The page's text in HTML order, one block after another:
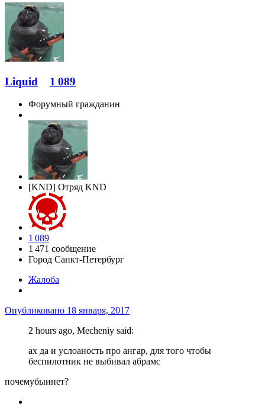
Liquid 1 089
Форумный гражданин
[KND] Отряд KND
1 089
1 471 сообщение
Город Санкт-Петербург
Жалоба
Опубликовано 18 января, 2017
2 hours ago, Mecheniy said:
ах да и услоаность про ангар, для того чтобы
беспилотник не выбивал абрамс
почемубыинет?